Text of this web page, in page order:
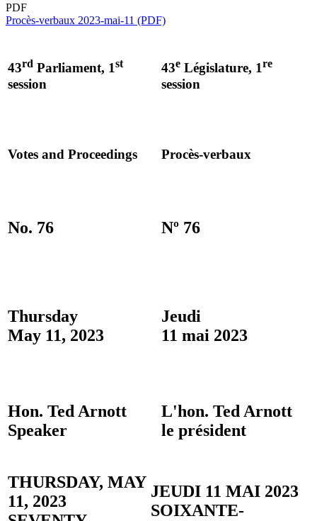
PDF
Procès-verbaux 2023-mai-11 (PDF)
43rd Parliament, 1st
session
43e Législature, 1re
session
Votes and Proceedings Procès-verbaux
No. 76 Nº 76
Thursday
May 11, 2023
Jeudi
11 mai 2023
Hon. Ted Arnott
Speaker
L'hon. Ted Arnott
le président
THURSDAY, MAY
11, 2023
JEUDI 11 MAI 2023
SOIXANTE-